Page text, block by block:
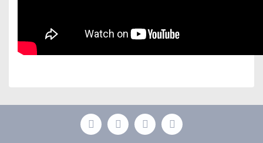
Yorum Yaz
formunu kullanarak tarafımıza iletebilirsiniz.
Görüş ve önerileriniz için teşekkür ederiz.